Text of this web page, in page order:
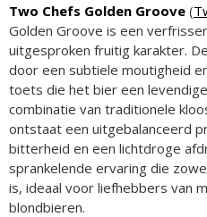
Two Chefs Golden Groove (
Golden Groove is een
uitgesproken fruitig karakter.
door een subtiele moutigheid
toets die het bier een
combinatie van traditionele
ontstaat een uitgebalanceerd
bitterheid en een lichtdroge
sprankelende ervaring die
is, ideaal voor liefhebbers van
blondbieren.